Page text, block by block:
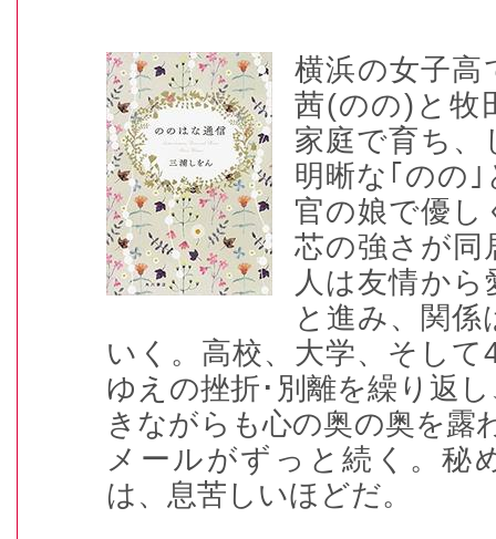
横浜の女子高
茜(のの)と牧
家庭で育ち、
明晰な｢のの
官の娘で優し
芯の強さが同
人は友情か
と進み、関
いく。高校、大学、そして
ゆえの挫折･別離を繰り返
きながらも心の奥の奥を露
メールがずっと続く。秘
は、息苦しいほどだ。